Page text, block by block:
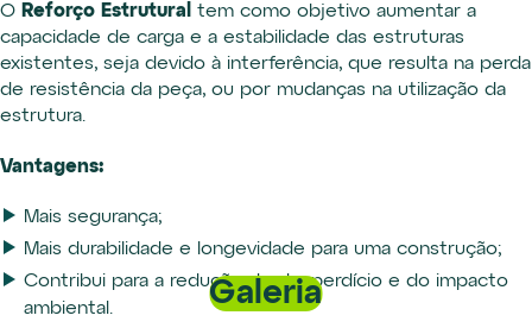
O Reforço Estrutural
tem como objetivo aumentar a
capacidade de carga e a estabilidade das estruturas
existentes, seja devido à interferência, que resulta na perda
de resistência da peça, ou por mudanças na utilização da
estrutura.
Vantagens:
Mais segurança;
Mais durabilidade e longevidade para uma construção;
Contribui para a redução do desperdício e do impacto
ambiental.
Galeria